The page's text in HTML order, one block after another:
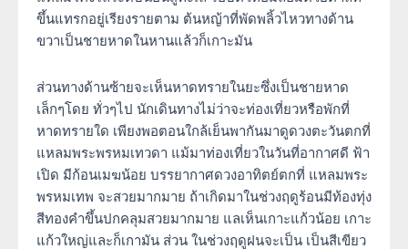
ขึ้นแทรกอยู่เรียงรายตาม ต้นหญ้าที่พัดพลิ้วไหวทางด้าน
ขวาเป็นชายหาดในหานแล้วก็เกาะมัน
ส่วนทางด้านซ้ายจะเห็นหาดทรายในยะซึ่งเป็นชายหาด
เล็กๆโดย ทั่วๆไป นักเดินทางไม่ว่าจะท่องเที่ยวหรือพักที่
หาดทรายใด เพียงพอตอนใกล้เย็นพากันมาดูดวงตะวันตกที่
แหลมพระพรหมเทวดา แม้มาท่องเที่ยวในวันที่อากาศดี ฟ้า
เปิด มีก้อนเมฆน้อย บรรยากาศดวงอาทิตย์ตกที่ แหลมพระ
พรหมเทพ จะสวยมากมาย ถ้าเกิดมาในช่วงฤดูร้อนมีท้องทุ่ง
สีทองคำขึ้นปกคลุมสวยมากมาย แลเห็นเกาะแก้วน้อย เกาะ
แก้วใหญ่และก็เกามัน ส่วน ในช่วงฤดูฝนจะเป็น เป็นสีเขียว